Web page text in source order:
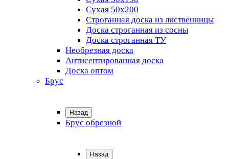
Сухая 50х200
Строганная доска из лиственницы
Доска строганная из сосны
Доска строганная ТУ
Необрезная доска
Антисептированная доска
Доска оптом
Брус
Назад
Брус обрезной
Назад